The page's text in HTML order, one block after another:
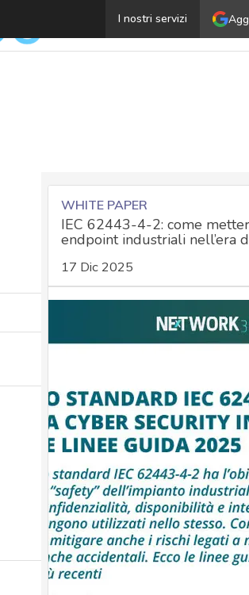
I nostri servizi
I dispositivi beacon e la tutela
WHITE PAPER
IEC 62443-4-2: come
endpoint industriali nell’era
17 Dic 2025